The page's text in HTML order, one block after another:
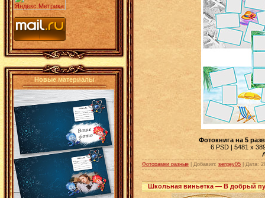
Новые материалы
Фотокнига на 5
6 PSD | 5481 x
Фоторамки разные | Добавил: sergey05 Дата:
Школьная виньетка — В добрый